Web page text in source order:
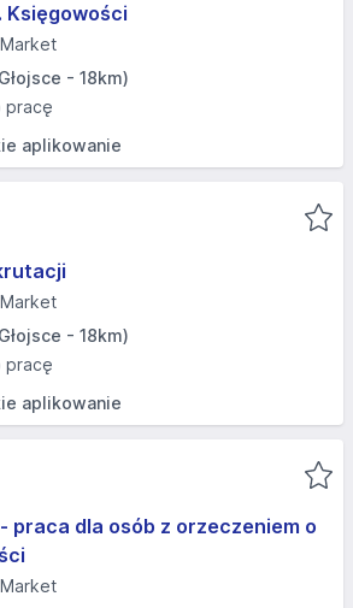
- 18km)
pracę
aplikowanie
- 18km)
pracę
aplikowanie
praca dla osób z orzeczeniem o